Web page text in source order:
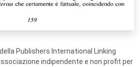
Publishers International Linking
indipendente e non profit per